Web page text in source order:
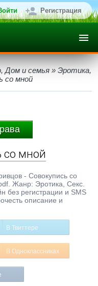
Регистрация
Дом и семья » Эротика,
со мной
со мной
- Cовокупись со
Жанр: Эротика, Секс.
без регистрации и SMS
описание и
В Твиттере
В Одноклассниках